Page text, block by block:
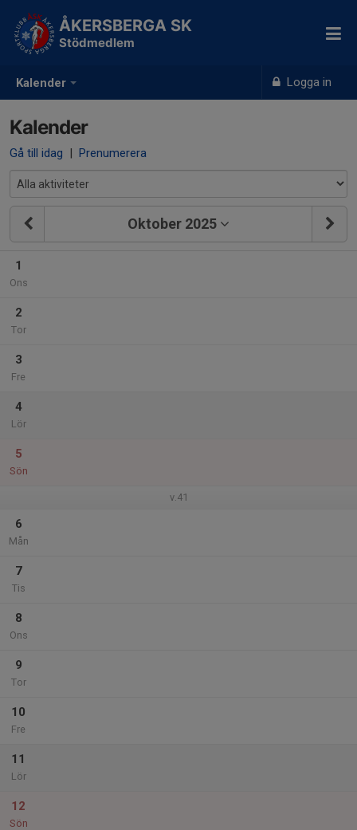
Kalender Logga in
ÅKERSBERGA SK
Stödmedlem
Kalender
Gå till idag | Prenumerera
Oktober 2025
1
Ons
2
Tor
3
Fre
4
Lör
5
Sön
v.41
6
Mån
7
Tis
8
Ons
9
Tor
10
Fre
11
Lör
12
Sön